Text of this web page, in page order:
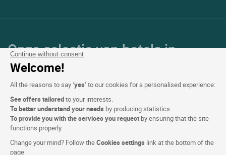
Continue without consent
Welcome!
All the reasons to say ‘yes’ to our cookies for a personalised experience:
See offers tailoredto your interests.
To better understand your needs by producing statistics.
To provide you with the services you request by ensuring that the site
functions properly.
Change your mind? Follow theCookies settings link at the bottom of the
page.
Onze selectie van hotels in
Frankrijk en Europa
Top Landen
Topregio's
Top Steden